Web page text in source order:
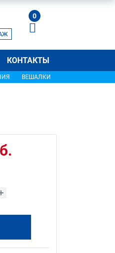
0
КОНТАКТЫ
ВЕШАЛКИ